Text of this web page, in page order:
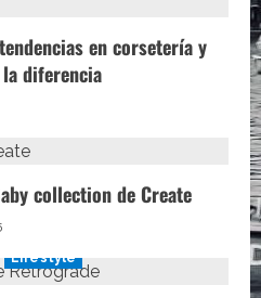
en corsetería y
diferencia
collection de Create
Lifestyle